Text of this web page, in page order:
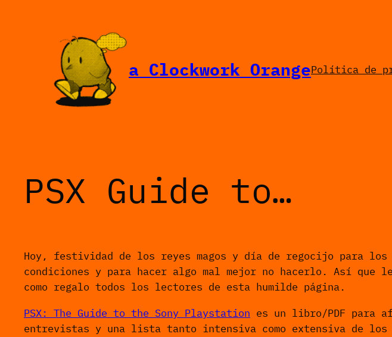
a Clockwork OrangePolítica de
PSX Guide to…
Hoy, festividad de los reyes magos y día de regocijo para
condiciones y para hacer algo mal mejor no hacerlo. Así que
como regalo todos los lectores de esta humilde página.
PSX: The Guide to the Sony Playstation es un libro/PDF para
entrevistas y una lista tanto intensiva como extensiva de los